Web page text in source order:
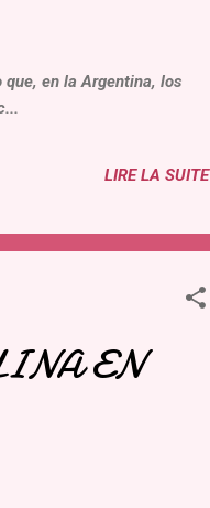
que, en la Argentina, los
LIRE LA SUITE
EN